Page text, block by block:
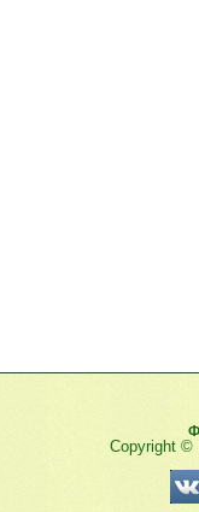
Copyright ©